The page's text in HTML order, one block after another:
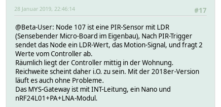
#17
28 Januar 2019, 22:46:14
@Beta-User: Node 107 ist eine PIR-Sensor mit LDR
(Sensebender Micro-Board im Eigenbau), Nach PIR-Trigger
sendet das Node ein LDR-Wert, das Motion-Signal, und fragt 2
Werte vom Controller ab.
Räumlich liegt der Controller mittig in der Wohnung.
Reichweite scheint daher i.O. zu sein. Mit der 2018er-Version
läuft es auch ohne Probleme.
Das MYS-Gateway ist mit INT-Leitung, ein Nano und
nRF24L01+PA+LNA-Modul.